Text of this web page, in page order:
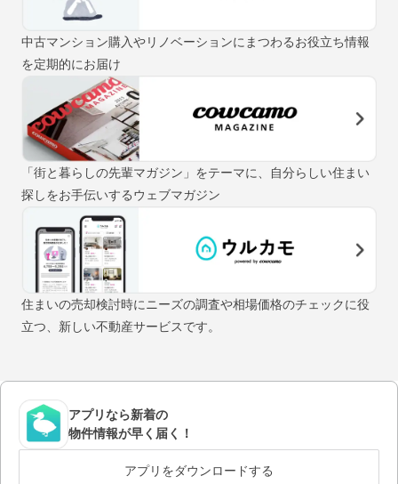
中古マンション購入やリノベーションにまつわるお役立ち情報
を定期的にお届け
「街と暮らしの先輩マガジン」をテーマに、自分らしい住まい
探しをお手伝いするウェブマガジン
住まいの売却検討時にニーズの調査や相場価格のチェックに役
立つ、新しい不動産サービスです。
アプリなら新着の
物件情報が早く届く！
アプリをダウンロードする